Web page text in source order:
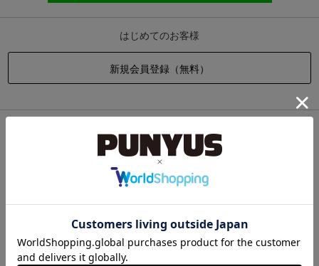
はじめてのお客様
他のサイトIDで新規会員登録をしていただくと次回以降、そのIDで
ログインすることができます。